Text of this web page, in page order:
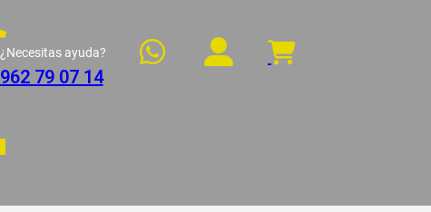
¿Necesitas ayuda?
962 79 07 14